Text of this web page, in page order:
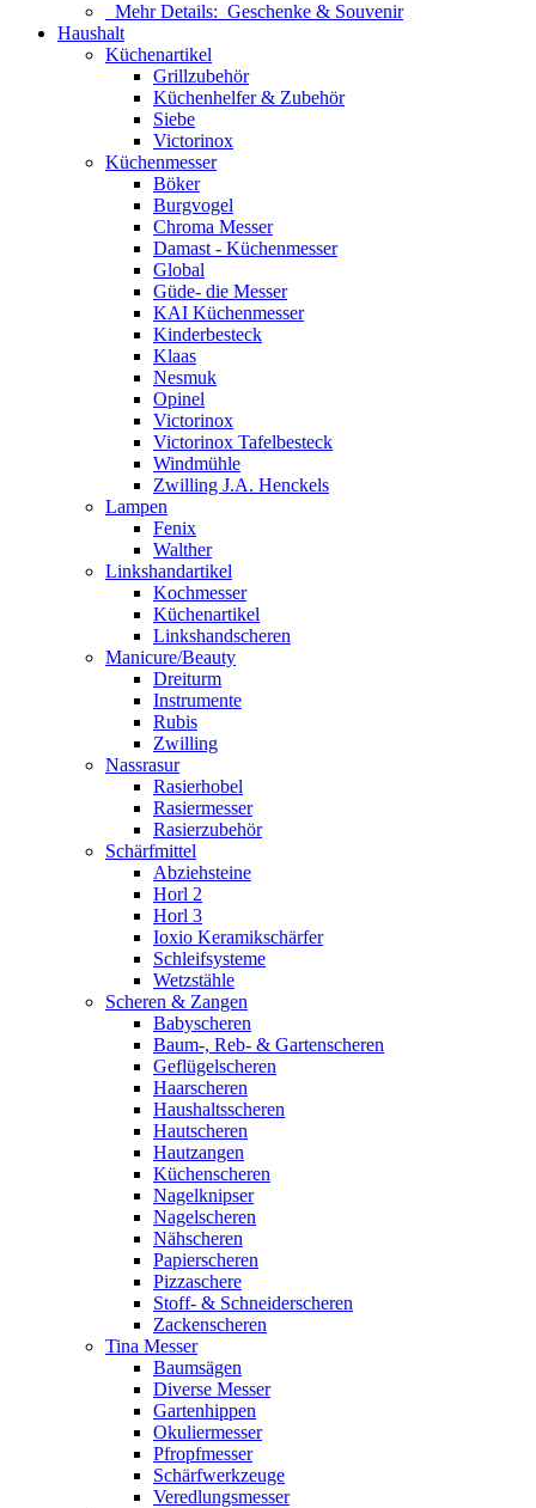
Mehr Details: Geschenke & Souvenir
Haushalt
Küchenartikel
Grillzubehör
Küchenhelfer & Zubehör
Siebe
Victorinox
Küchenmesser
Böker
Burgvogel
Chroma Messer
Damast - Küchenmesser
Global
Güde- die Messer
KAI Küchenmesser
Kinderbesteck
Klaas
Nesmuk
Opinel
Victorinox
Victorinox Tafelbesteck
Windmühle
Zwilling J.A. Henckels
Lampen
Fenix
Walther
Linkshandartikel
Kochmesser
Küchenartikel
Linkshandscheren
Manicure/Beauty
Dreiturm
Instrumente
Rubis
Zwilling
Nassrasur
Rasierhobel
Rasiermesser
Rasierzubehör
Schärfmittel
Abziehsteine
Horl 2
Horl 3
Ioxio Keramikschärfer
Schleifsysteme
Wetzstähle
Scheren & Zangen
Babyscheren
Baum-, Reb- & Gartenscheren
Geflügelscheren
Haarscheren
Haushaltsscheren
Hautscheren
Hautzangen
Küchenscheren
Nagelknipser
Nagelscheren
Nähscheren
Papierscheren
Pizzaschere
Stoff- & Schneiderscheren
Zackenscheren
Tina Messer
Baumsägen
Diverse Messer
Gartenhippen
Okuliermesser
Pfropfmesser
Schärfwerkzeuge
Veredlungsmesser